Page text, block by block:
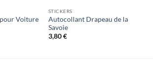
Voiture
STICKERS
Autocollant Drapeau de la
Savoie
3,80€